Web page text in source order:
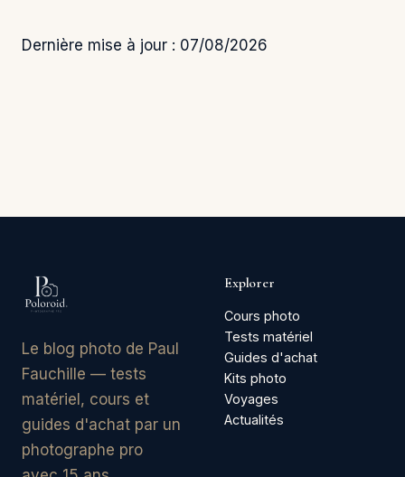
Dernière mise à jour : 07/08/2026
Le blog photo de Paul
Fauchille — tests
matériel, cours et
guides d'achat par un
photographe pro
Explorer
Cours photo
Tests matériel
Guides d'achat
Kits photo
Voyages
Actualités